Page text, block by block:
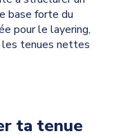
base forte du
pour le layering,
tenues nettes
ta tenue